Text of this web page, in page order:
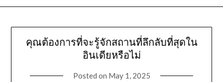
คุณต้องการที่จะรู้จักสถานที่ลึกลับที่สุดใน
อินเดียหรือไม่
Posted on May 1, 2025